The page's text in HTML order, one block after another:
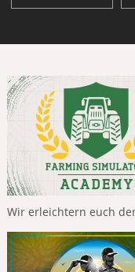
Wir erleichtern euch